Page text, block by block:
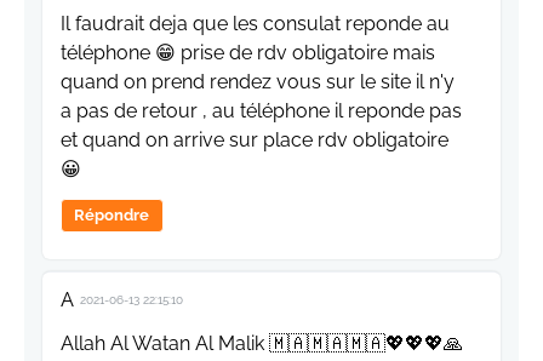
Il faudrait deja que les consulat reponde au
téléphone 😁 prise de rdv obligatoire mais
quand on prend rendez vous sur le site il n'y
a pas de retour , au téléphone il reponde pas
et quand on arrive sur place rdv obligatoire
😀
Répondre
A 2021-06-13 22:15:10
Allah Al Watan Al Malik 🇲🇦🇲🇦🇲🇦💖💖💖🙏